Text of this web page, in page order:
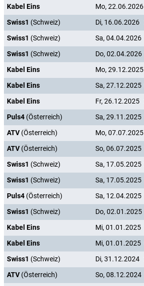
Kabel Eins
Mo, 22.06.2026
Swiss1 (Schweiz) Di, 16.06.2026
Swiss1 (Schweiz) Sa, 04.04.2026
Swiss1 (Schweiz) Do, 02.04.2026
Kabel Eins
Mo, 29.12.2025
Kabel Eins
Sa, 27.12.2025
Kabel Eins
Fr, 26.12.2025
Puls4 (Österreich) Sa, 29.11.2025
ATV (Österreich) Mo, 07.07.2025
ATV (Österreich) So, 06.07.2025
Swiss1 (Schweiz) Sa, 17.05.2025
Swiss1 (Schweiz) Sa, 17.05.2025
Puls4 (Österreich) Sa, 12.04.2025
Swiss1 (Schweiz) Do, 02.01.2025
Kabel Eins
Mi, 01.01.2025
Kabel Eins
Mi, 01.01.2025
Swiss1 (Schweiz) Di, 31.12.2024
ATV (Österreich) So, 08.12.2024